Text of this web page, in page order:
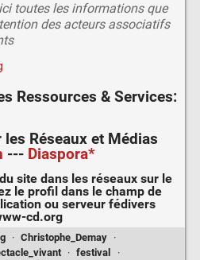
toutes les informations que
des acteurs associatifs
Ressources & Services:
les Réseaux et Médias
--- Diaspora*
site dans les réseaux sur le
le profil dans le champ de
ou serveur fédivers
cd.org
· Christophe_Demay ·
· festival
·